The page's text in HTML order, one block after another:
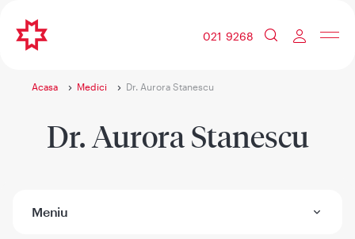
021 9268
Acasa Medici Dr. Aurora Stanescu
Dr. Aurora Stanescu
Meniu